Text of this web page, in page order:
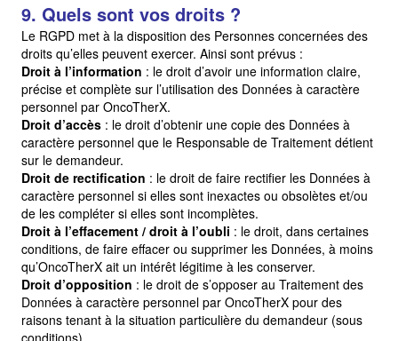
9. Quels sont vos droits ?
Le RGPD met à la disposition des Personnes concernées des
droits qu’elles peuvent exercer. Ainsi sont prévus :
Droit à l’information : le droit d’avoir une information claire,
précise et complète sur l’utilisation des Données à caractère
personnel par OncoTherX.
Droit d’accès : le droit d’obtenir une copie des Données à
caractère personnel que le Responsable de Traitement détient
sur le demandeur.
Droit de rectification : le droit de faire rectifier les Données à
caractère personnel si elles sont inexactes ou obsolètes et/ou
de les compléter si elles sont incomplètes.
Droit à l’effacement / droit à l’oubli : le droit, dans certaines
conditions, de faire effacer ou supprimer les Données, à moins
qu’OncoTherX ait un intérêt légitime à les conserver.
Droit d’opposition : le droit de s’opposer au Traitement des
Données à caractère personnel par OncoTherX pour des
raisons tenant à la situation particulière du demandeur (sous
conditions).